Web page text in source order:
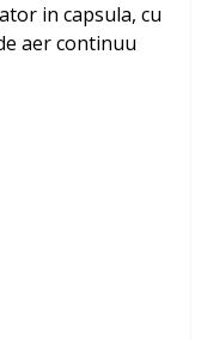
in capsula, cu
aer continuu